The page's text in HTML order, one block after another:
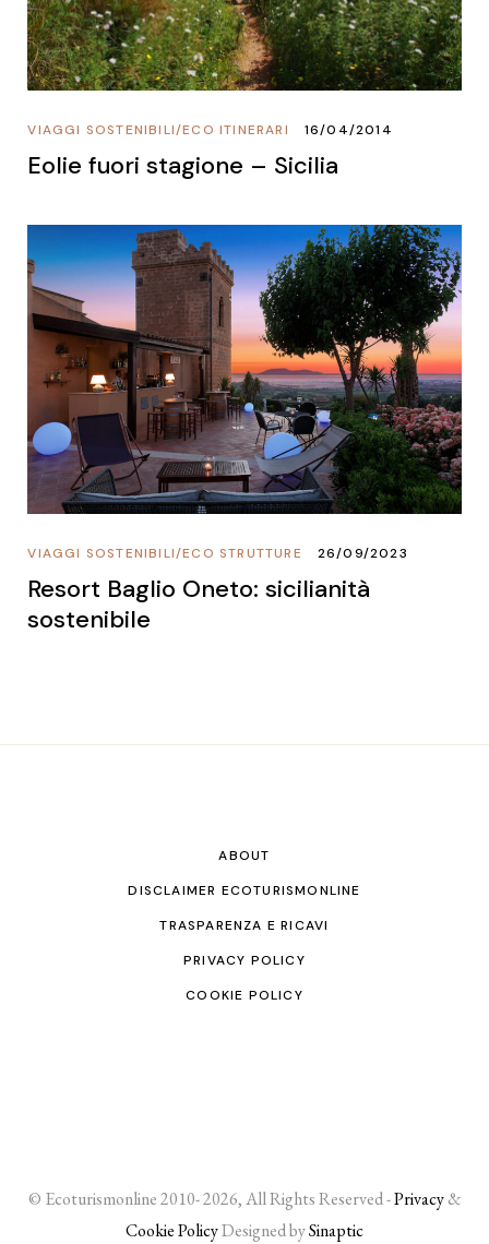
ECO ITINERARI
/
VIAGGI SOSTENIBILI 16/04/2014
Eolie fuori stagione – Sicilia
ECO STRUTTURE
/
VIAGGI SOSTENIBILI 26/09/2023
Resort Baglio Oneto: sicilianità
sostenibile
ABOUT
DISCLAIMER ECOTURISMONLINE
TRASPARENZA E RICAVI
PRIVACY POLICY
COOKIE POLICY
© Ecoturismonline 2010- 2026, All Rights Reserved -Privacy&
Cookie PolicyDesigned bySinaptic